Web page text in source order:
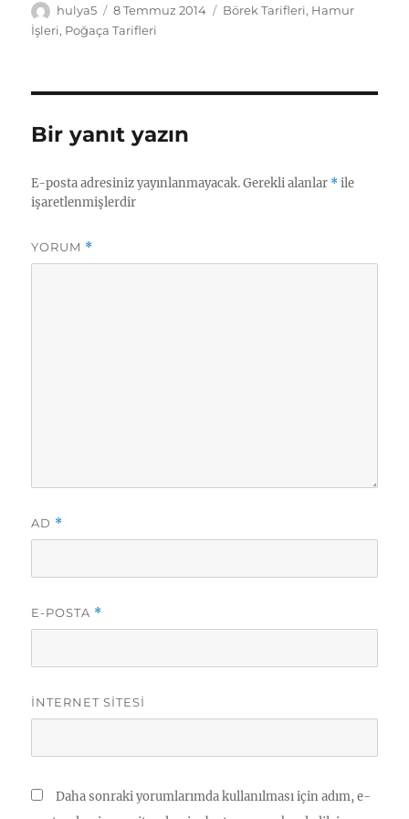
Yazar
hulya5
Yayın
tarihi
8 Temmuz 2014 Kategoriler
Börek Tarifleri, Hamur
İşleri, Poğaça Tarifleri
Bir yanıt yazın
E-posta adresiniz yayınlanmayacak. Gerekli alanlar *ile
işaretlenmişlerdir
YORUM *
AD *
E-POSTA *
İNTERNET SITESI
Daha sonraki yorumlarımda kullanılması için adım, e-